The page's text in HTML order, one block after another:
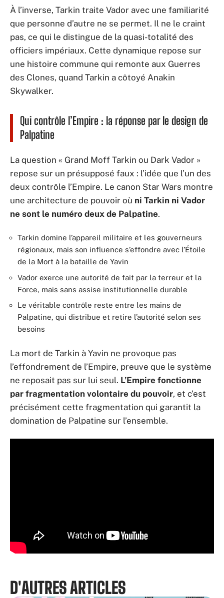
À l’inverse, Tarkin traite Vador avec une familiarité
que personne d’autre ne se permet. Il ne le craint
pas, ce qui le distingue de la quasi-totalité des
officiers impériaux. Cette dynamique repose sur
une histoire commune qui remonte aux Guerres
des Clones, quand Tarkin a côtoyé Anakin
Skywalker.
Qui contrôle l’Empire : la réponse par le design de
Palpatine
La question « Grand Moff Tarkin ou Dark Vador »
repose sur un présupposé faux : l’idée que l’un des
deux contrôle l’Empire. Le canon Star Wars montre
une architecture de pouvoir où ni Tarkin ni Vador
ne sont le numéro deux de Palpatine.
Tarkin domine l’appareil militaire et les gouverneurs
régionaux, mais son influence s’effondre avec l’Étoile
de la Mort à la bataille de Yavin
Vador exerce une autorité de fait par la terreur et la
Force, mais sans assise institutionnelle durable
Le véritable contrôle reste entre les mains de
Palpatine, qui distribue et retire l’autorité selon ses
besoins
La mort de Tarkin à Yavin ne provoque pas
l’effondrement de l’Empire, preuve que le système
ne reposait pas sur lui seul. L’Empire fonctionne
par fragmentation volontaire du pouvoir, et c’est
précisément cette fragmentation qui garantit la
domination de Palpatine sur l’ensemble.
D'AUTRES ARTICLES